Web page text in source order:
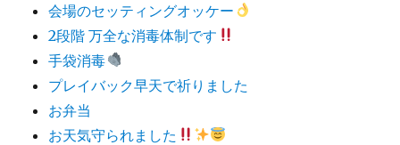
会場のセッティングオッケー
2段階 万全な消毒体制です
手袋消毒
プレイバック早天で祈りました
お弁当
お天気守られました